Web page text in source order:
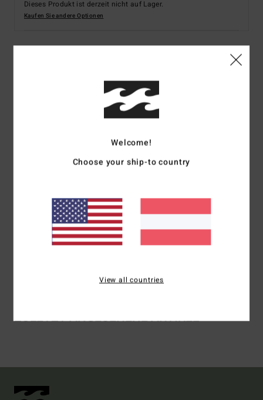
Dieses Produkt ist derzeit nicht auf Lager.
Kaufen Sie andere Optionen
Männer Grau Mütze mit Krempe
Farbcodesil
Gewebter Patch mit Logo am Ärmelbündchen
Standard Schnitt
Zusammensetzung60% recyceltes Polyester 40% Acryl
ZULETZT ANGESEHENE ARTIKEL
Welcome!
Choose your ship-to country
View all countries